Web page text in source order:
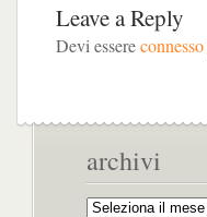
Leave a Reply
Devi essereconnesso
archivi
Archivi